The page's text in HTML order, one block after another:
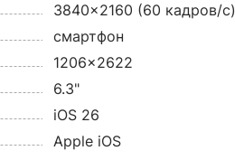
3840x2160 (60 кадров/с)
смартфон
1206x2622
6.3"
iOS 26
Apple iOS